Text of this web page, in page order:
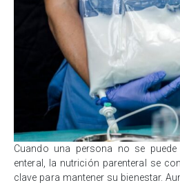
Cuando una persona no se
enteral, la nutrición parenteral se
clave para mantener su bienestar.